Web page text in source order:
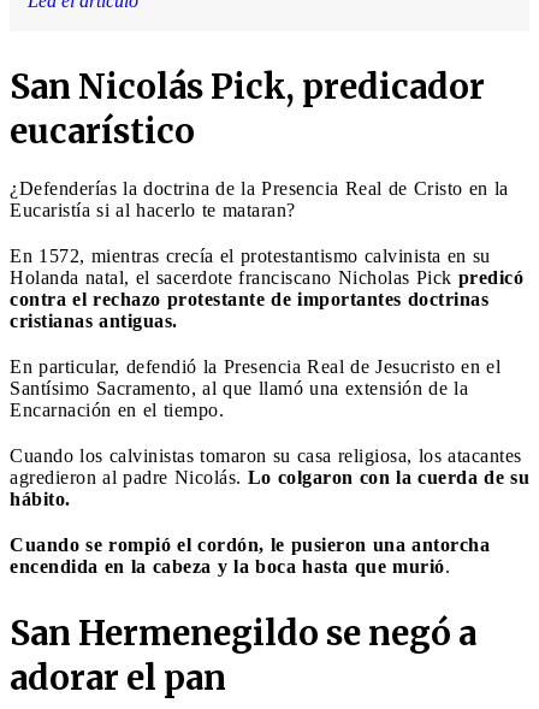
San Nicolás Pick, predicador
eucarístico
¿Defenderías la doctrina de la Presencia Real de Cristo en la
Eucaristía si al hacerlo te mataran?
En 1572, mientras crecía el protestantismo calvinista en su
Holanda natal, el sacerdote franciscano Nicholas Pick predicó
contra el rechazo protestante de importantes doctrinas
cristianas antiguas.
En particular, defendió la Presencia Real de Jesucristo en el
Santísimo Sacramento, al que llamó una extensión de la
Encarnación en el tiempo.
Cuando los calvinistas tomaron su casa religiosa, los atacantes
agredieron al padre Nicolás. Lo colgaron con la cuerda de su
hábito.
Cuando se rompió el cordón, le pusieron una antorcha
encendida en la cabeza y la boca hasta que murió.
San Hermenegildo se negó a
adorar el pan